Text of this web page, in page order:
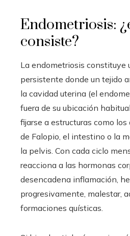
Endometriosis:
consiste?
La endometriosis constituye
persistente donde un tejido
la cavidad uterina (el
fuera de su ubicación
fijarse a estructuras como
de Falopio, el intestino o la
la pelvis. Con cada ciclo
reacciona a las hormonas
desencadena inflamación,
progresivamente, malestar,
formaciones quísticas.